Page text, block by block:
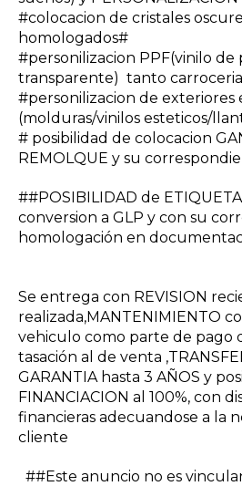
#colocacion de cristales
homologados#
#personilizacion PPF(vinilo de
transparente) tanto
#personilizacion de exteriores
(molduras/vinilos esteticos/
# posibilidad de colocacion
REMOLQUE y su
##POSIBILIDAD de
conversion a GLP y con su
homologación en
Se entrega con REVISION
realizada,MANTENIMIENTO
vehiculo como parte de pago
tasación al de venta
GARANTIA hasta 3 AÑOS y
FINANCIACION al 100%, con
financieras adecuandose a la
cliente
##Este anuncio no es